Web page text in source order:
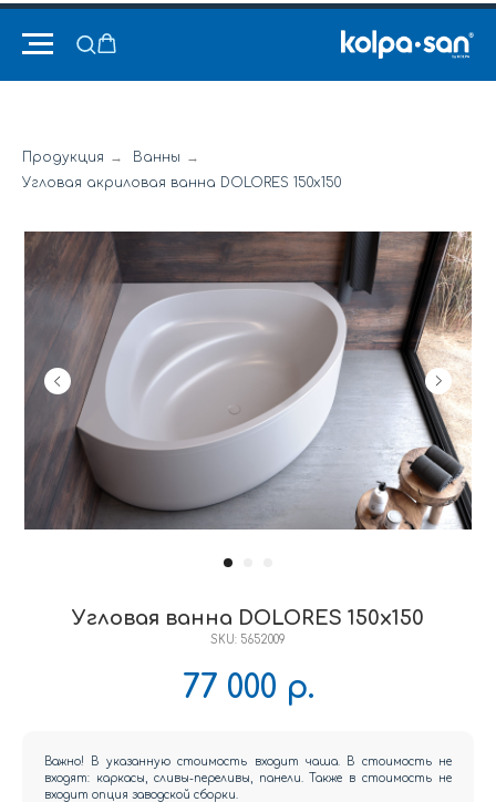
Продукция → Ванны →
Угловая акриловая ванна DOLORES 150x150
Угловая ванна DOLORES 150x150
SKU: 5652009
77 000 р.
Важно! В указанную стоимость входит чаша. В стоимость не
входят: каркасы, сливы-переливы, панели. Также в стоимость не
входит опция заводской сборки.